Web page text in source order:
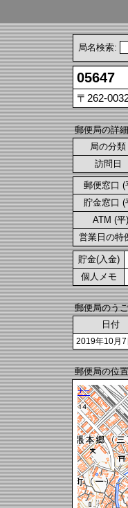
局名検索:
05647
〒262-
郵便局の詳細
局の分類
訪問日
郵便窓口 (
貯金窓口 (
ATM (平)
営業日の特
貯金(入金)
個人メモ
郵便局のう
日付
2019年10月7
郵便局の位置